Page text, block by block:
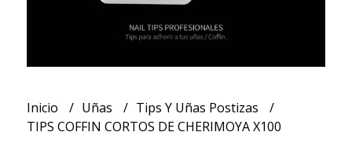
Inicio Uñas
Tips Y Uñas Postizas
TIPS COFFIN CORTOS DE CHERIMOYA X100